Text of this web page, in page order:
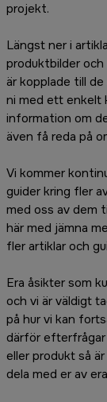
projekt.
Längst ner i
produktbilder
är kopplade till de
ni med ett enkelt
information om
även få reda på
Vi kommer
guider kring fler
med oss av dem
här med jämna
fler artiklar och
Era åsikter som
och vi är väldigt
på hur vi kan
därför efterfrågar
eller produkt så
dela med er av